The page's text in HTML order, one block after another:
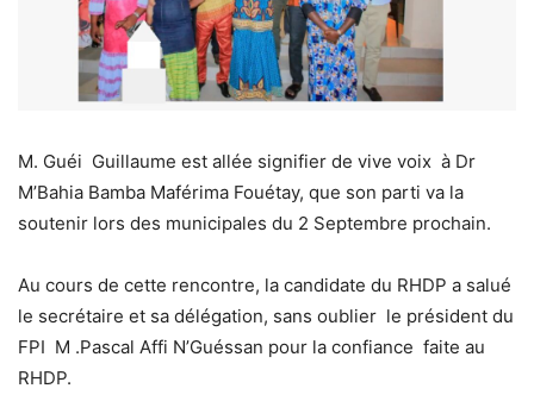
M. Guéi Guillaume est allée signifier de vive voix à Dr
M’Bahia Bamba Maférima Fouétay, que son parti va la
soutenir lors des municipales du 2 Septembre prochain.
Au cours de cette rencontre, la candidate du RHDP a salué
le secrétaire et sa délégation, sans oublier le président du
FPI M .Pascal Affi N’Guéssan pour la confiance faite au
RHDP.